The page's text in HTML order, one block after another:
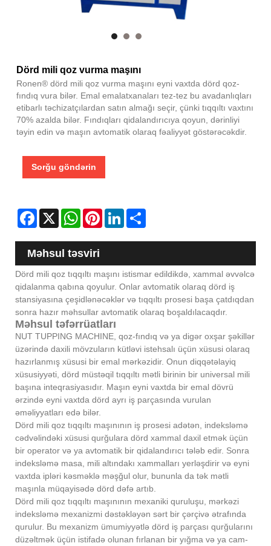
Dörd mili qoz vurma maşını
Ronen® dörd mili qoz vurma maşını eyni vaxtda dörd qoz-
fındıq vura bilər. Emal emalatxanaları tez-tez bu avadanlıqları
etibarlı təchizatçılardan satın almağı seçir, çünki tıqqıltı vaxtını
70% azalda bilər. Fındıqları qidalandırıcıya qoyun, dərinliyi
təyin edin və maşın avtomatik olaraq fəaliyyət göstərəcəkdir.
Sorğu göndərin
Facebook
X WhatsAppPinterestLinkedIn
Məhsul təsviri
Dörd mili qoz tıqqıltı maşını istismar edildikdə, xammal əvvəlcə
qidalanma qabına qoyulur. Onlar avtomatik olaraq dörd iş
stansiyasına çeşidlənəcəklər və tıqqıltı prosesi başa çatdıqdan
sonra hazır məhsullar avtomatik olaraq boşaldılacaqdır.
Məhsul təfərrüatları
NUT TUPPING MACHINE, qoz-fındıq və ya digər oxşar şəkillər
üzərində daxili mövzuların kütləvi istehsalı üçün xüsusi olaraq
hazırlanmış xüsusi bir emal mərkəzidir. Onun diqqətəlayiq
xüsusiyyəti, dörd müstəqil tıqqıltı mətli birinin bir universal mili
başına inteqrasiyasıdır. Maşın eyni vaxtda bir emal dövrü
ərzində eyni vaxtda dörd ayrı iş parçasında vurulan
əməliyyatları edə bilər.
Dörd mili qoz tıqqıltı maşınının iş prosesi adətən, indeksləmə
cədvəlindəki xüsusi qurğulara dörd xammal daxil etmək üçün
bir operator və ya avtomatik bir qidalandırıcı tələb edir. Sonra
indeksləmə masa, mili altındakı xammalları yerləşdirir və eyni
vaxtda ipləri kəsməklə məşğul olur, bununla da tək mətli
maşınla müqayisədə dörd dəfə artıb.
Dörd mili qoz tıqqıltı maşınının mexaniki quruluşu, mərkəzi
indeksləmə mexanizmi dəstəkləyən sərt bir çərçivə ətrafında
qurulur. Bu mexanizm ümumiyyətlə dörd iş parçası qurğularını
düzəltmək üçün istifadə olunan fırlanan bir yığma və ya cam-